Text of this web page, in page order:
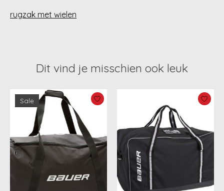
rugzak met wielen
Dit vind je misschien ook leuk
Items van productcarrousel
Sale